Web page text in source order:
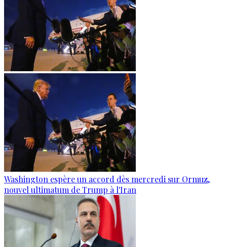
Washington espère un accord dès mercredi sur Ormuz,
nouvel ultimatum de Trump à l'Iran